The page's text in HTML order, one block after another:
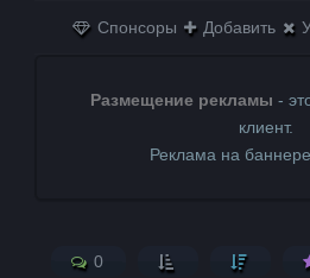
Спонсоры Добавить
Размещение рекламы -
клиент.
Реклама на баннере
0